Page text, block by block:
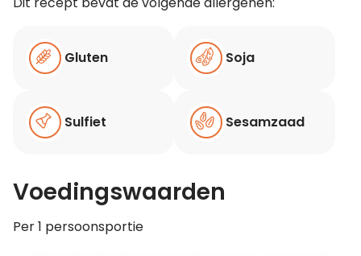
Gluten Soja
Sulfiet Sesamzaad
Voedingswaarden
Per 1 persoonsportie